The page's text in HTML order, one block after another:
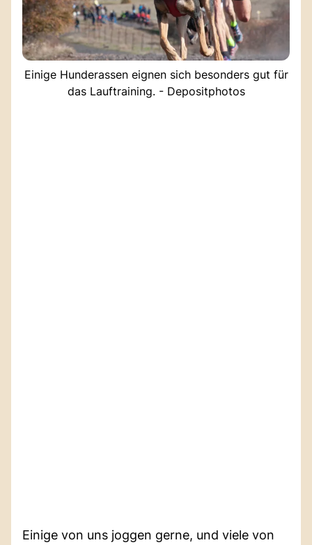
Einige Hunderassen eignen sich besonders gut für
das Lauftraining. - Depositphotos
Einige von uns joggen gerne, und viele von